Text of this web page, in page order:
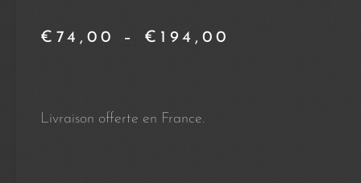
€ 74,00 – € 194,00
Livraison offerte en France.